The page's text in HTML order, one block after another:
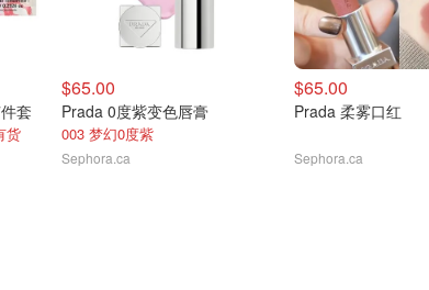
套
货
$65.00
Prada 0度紫变色唇膏
003 梦幻0度紫
Sephora.ca
$65.00
Prada 柔雾口红
Sephora.ca